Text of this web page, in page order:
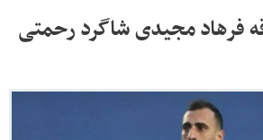
فرهاد مجیدی شاگرد رحمتی